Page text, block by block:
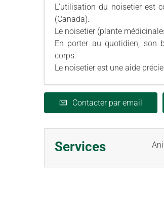
L'utilisation du noisetier est
(Canada).
Le noisetier (plante
En porter au quotidien, son
corps.
Le noisetier est une aide
Contacter par email
Services